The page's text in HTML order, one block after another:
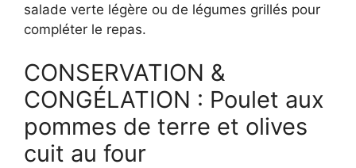
salade verte légère ou de légumes grillés pour
compléter le repas.
CONSERVATION &
CONGÉLATION : Poulet aux
pommes de terre et olives
cuit au four